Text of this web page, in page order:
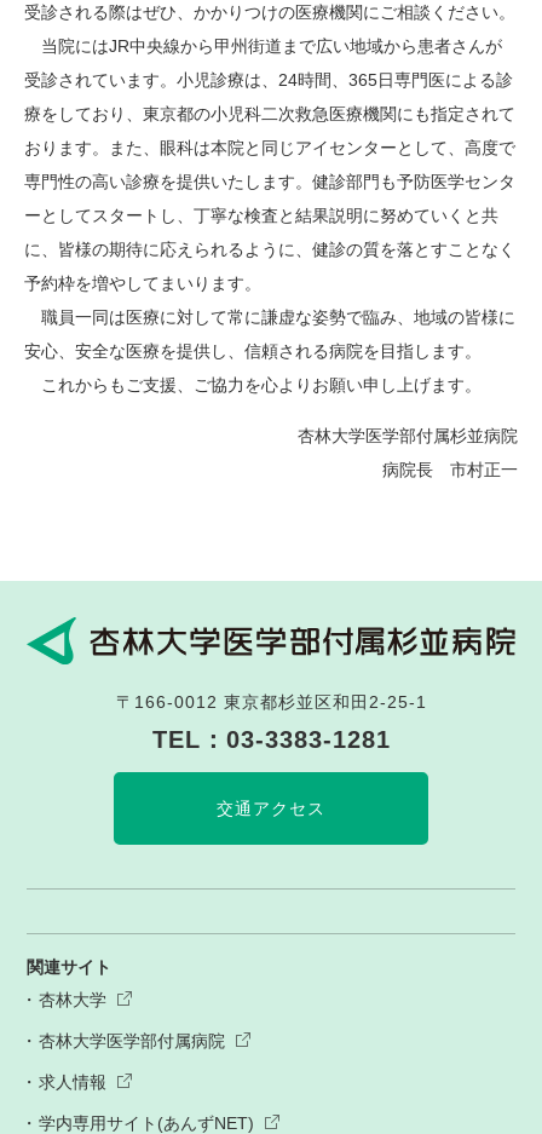
受診される際はぜひ、かかりつけの医療機関にご相談ください。
当院にはJR中央線から甲州街道まで広い地域から患者さんが
受診されています。小児診療は、24時間、365日専門医による診
療をしており、東京都の小児科二次救急医療機関にも指定されて
おります。また、眼科は本院と同じアイセンターとして、高度で
専門性の高い診療を提供いたします。健診部門も予防医学センタ
ーとしてスタートし、丁寧な検査と結果説明に努めていくと共
に、皆様の期待に応えられるように、健診の質を落とすことなく
予約枠を増やしてまいります。
職員一同は医療に対して常に謙虚な姿勢で臨み、地域の皆様に
安心、安全な医療を提供し、信頼される病院を目指します。
これからもご支援、ご協力を心よりお願い申し上げます。
杏林大学医学部付属杉並病院
病院長 市村正一
〒166-0012 東京都杉並区和田2-25-1
TEL： 03-3383-1281
交通アクセス
関連サイト
杏林大学
杏林大学医学部付属病院
求人情報
学内専用サイト(あんずNET)